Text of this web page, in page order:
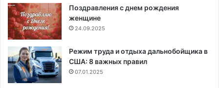
Поздравления с днем рождения
женщине
24.09.2025
Режим труда и отдыха дальнобойщика в
США: 8 важных правил
07.01.2025